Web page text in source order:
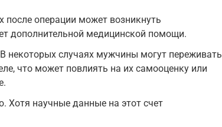
после операции может возникнуть
дополнительной медицинской помощи.
некоторых случаях мужчины могут переживать
что может повлиять на их самооценку или
Хотя научные данные на этот счет